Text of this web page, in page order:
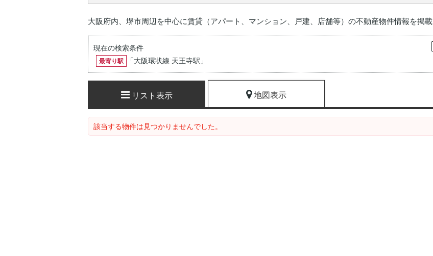
大阪府内、堺市周辺を中心に賃貸（アパート、マンション、戸建、店舗等）の不動産物件情報を掲載
現在の検索条件
最寄り駅
「大阪環状線 天王寺駅 」
リスト表示 地図表示
該当する物件は見つかりませんでした。